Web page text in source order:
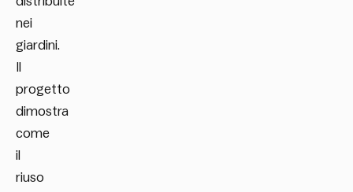
nei
giardini.
progetto
dimostra
come
il
riuso